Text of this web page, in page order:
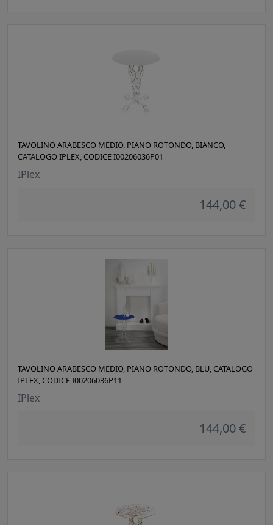
TAVOLINO ARABESCO MEDIO, PIANO ROTONDO, BIANCO,
CATALOGO IPLEX, CODICE I00206036P01
IPlex
144,00 €
TAVOLINO ARABESCO MEDIO, PIANO ROTONDO, BLU, CATALOGO
IPLEX, CODICE I00206036P11
IPlex
144,00 €